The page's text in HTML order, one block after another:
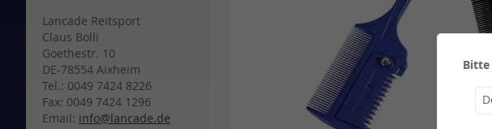
Bitte
Lancade Reitsport
Claus Bolli
Goethestr. 10
DE-78554 Aixheim
Tel.: 0049 7424 8226
Fax: 0049 7424 1296
Email: info@lancade.de